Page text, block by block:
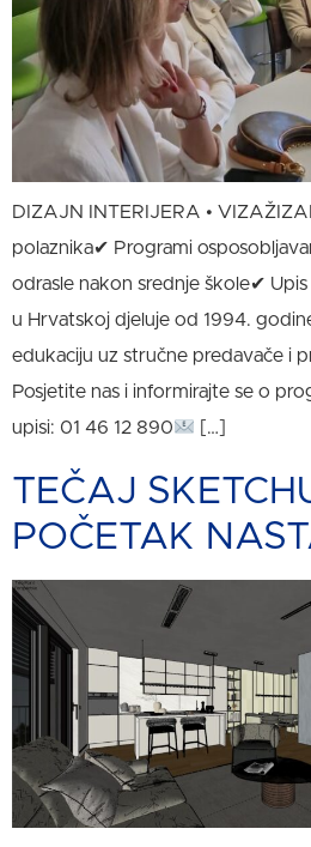
DIZAJN INTERIJERA •
polaznika✔ Programi
odrasle nakon srednje škole✔ Upis
u Hrvatskoj djeluje od 1994.
edukaciju uz stručne predavače i
Posjetite nas i informirajte se o
upisi: 01 46 12 890
[…]
TEČAJ
POČETAK